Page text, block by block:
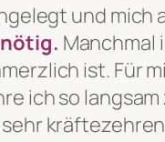
und
Manchmal
ist. Für
ich so